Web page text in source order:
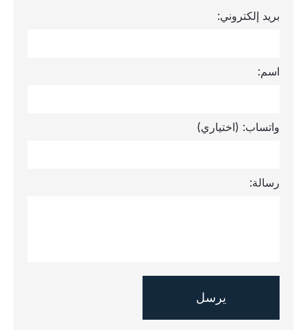
بريد إلكتروني:
اسم:
واتساب: (اختياري)
رسالة: